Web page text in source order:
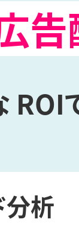
告
ROI
分析